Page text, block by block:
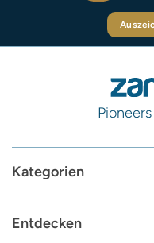
Kategorien
Entdecken